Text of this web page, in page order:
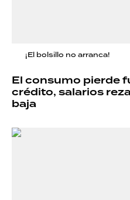
¡El bolsillo no arranca!
El consumo pierde
crédito, salarios
baja